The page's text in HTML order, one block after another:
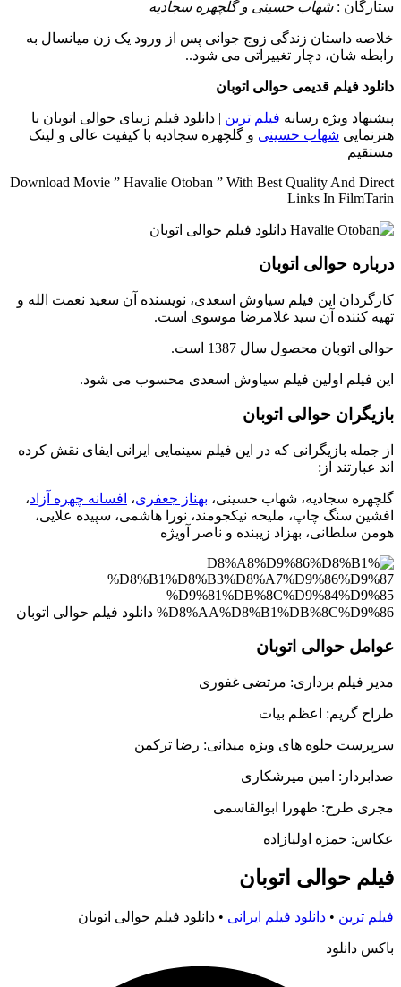
ستارگان :شهاب حسینی و گلچهره سجادیه
خلاصه داستان زندگی زوج جوانی پس از ورود یک زن میانسال به
رابطه شان، دچار تغییراتی می شود..
دانلود فیلم قدیمی حوالی اتوبان
پیشنهاد ویژه رسانه فیلم ترین | دانلود فیلم زیبای حوالی اتوبان با
هنرنمایی شهاب حسینی و گلچهره سجادیه با کیفیت عالی و لینک
مستقیم
Download Movie ” Havalie Otoban ” With Best Quality And Direct
Links In FilmTarin
درباره حوالی اتوبان
کارگردان این فیلم سیاوش اسعدی، نویسنده آن سعید نعمت الله و
تهیه کننده آن سید غلامرضا موسوی است.
حوالی اتوبان محصول سال 1387 است.
این فیلم اولین فیلم سیاوش اسعدی محسوب می شود.
بازیگران حوالی اتوبان
از جمله بازیگرانی که در این فیلم سینمایی ایرانی ایفای نقش کرده
اند عبارتند از:
گلچهره سجادیه، شهاب حسینی، بهناز جعفری، افسانه چهره آزاد،
افشین سنگ چاپ، ملیحه نیکجومند، نورا هاشمی، سپیده علایی،
هومن سلطانی، بهزاد زیبنده و ناصر آویژه
عوامل حوالی اتوبان
مدیر فیلم برداری: مرتضی غفوری
طراح گریم: اعظم بیات
سرپرست جلوه های ویژه میدانی: رضا ترکمن
صدابردار: امین میرشکاری
مجری طرح: طهورا ابوالقاسمی
عکاس: حمزه اولیازاده
فیلم حوالی اتوبان
فیلم ترین • دانلود فیلم ایرانی • دانلود فیلم حوالی اتوبان
باکس دانلود